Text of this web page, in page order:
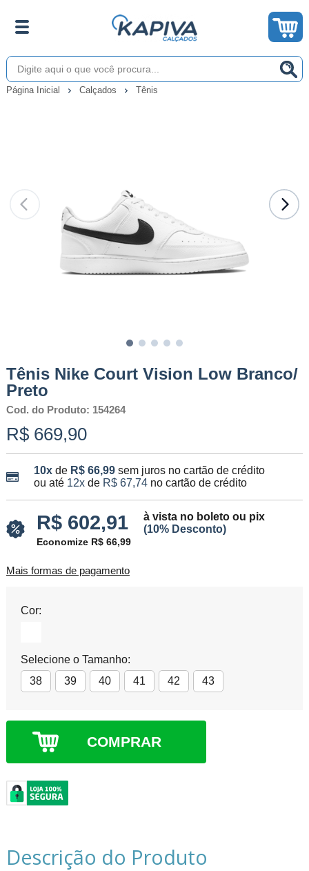
Página Inicial Calçados Tênis
Tênis Nike Court Vision Low Branco/
Preto
Cod. do Produto: 154264
R$ 669,90
10xde R$ 66,99 sem juros no cartão de crédito
ou até 12xde R$ 67,74no cartão de crédito
R$ 602,91
à vista no boleto ou pix
(10% Desconto)
Economize R$ 66,99
Mais formas de pagamento
Cor:
Selecione o Tamanho:
38
39 40 41 42 43
COMPRAR
Descrição do Produto